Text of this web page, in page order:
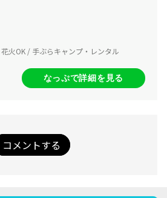
火OK / 手ぶらキャンプ・レンタル
なっぷで詳細を見る
コメントする